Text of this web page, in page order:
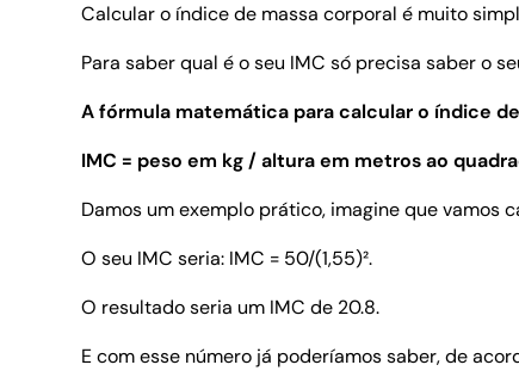
Calcular o índice de massa corporal é muito
Para saber qual é o seu IMC só precisa saber o
A fórmula matemática para calcular o índice
IMC = peso em kg / altura em metros ao
Damos um exemplo prático, imagine que vamos
O seu IMC seria: IMC = 50/(1,55)².
O resultado seria um IMC de 20.8.
E com esse número já poderíamos saber, de